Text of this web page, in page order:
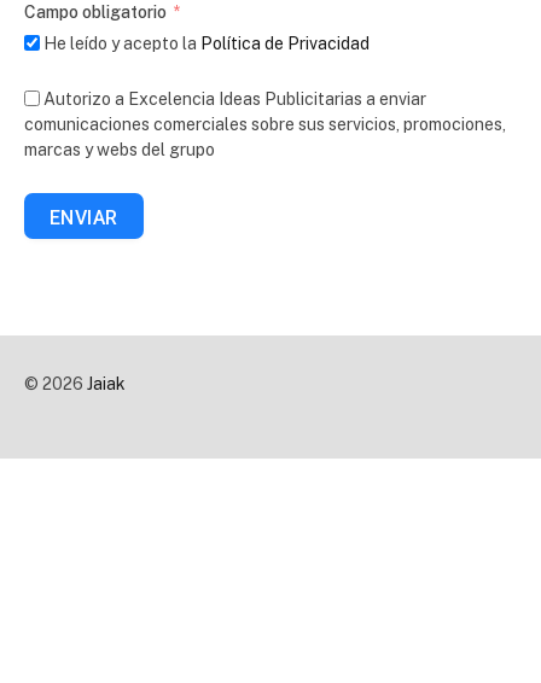
Campo obligatorio
He leído y acepto la Política de Privacidad
Autorizo a Excelencia Ideas Publicitarias a enviar
comunicaciones comerciales sobre sus servicios, promociones,
marcas y webs del grupo
ENVIAR
© 2026 Jaiak